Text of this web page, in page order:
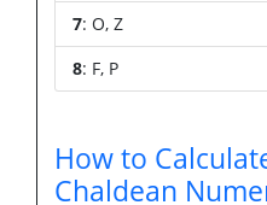
7: O, Z
8: F, P
How to
Chaldean